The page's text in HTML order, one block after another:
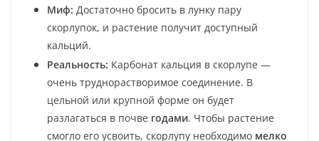
Миф: Достаточно бросить в лунку пару
скорлупок, и растение получит доступный
кальций.
Реальность: Карбонат кальция в скорлупе —
очень труднорастворимое соединение. В
цельной или крупной форме он будет
разлагаться в почве годами. Чтобы растение
смогло его усвоить, скорлупу необходимо мелко